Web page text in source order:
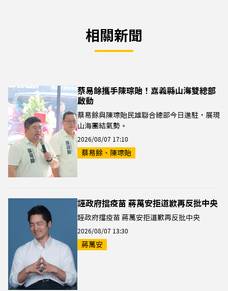
相關新聞
蔡易餘攜手陳琮貽！嘉義縣山海雙總部
啟動
蔡易餘與陳琮貽民雄聯合總部今日進駐，展現
山海團結氣勢。
2026/08/07 17:10
蔡易餘、陳琮貽
誣政府擋疫苗 蔣萬安拒道歉再反批中央
誣政府擋疫苗 蔣萬安拒道歉再反批中央
2026/08/07 13:30
蔣萬安